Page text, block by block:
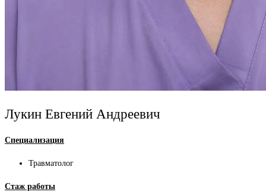
Лукин Евгений Андреевич
Специализация
Травматолог
Стаж работы